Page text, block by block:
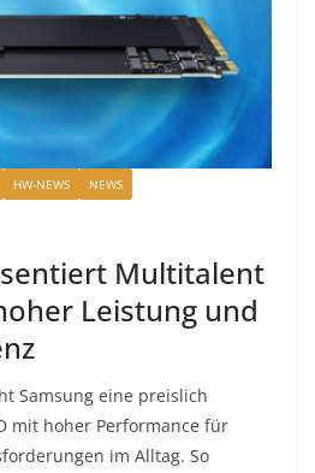
HW-NEWS NEWS
Multitalent
Leistung und
Samsung eine preislich
mit hoher Performance für
im Alltag. So